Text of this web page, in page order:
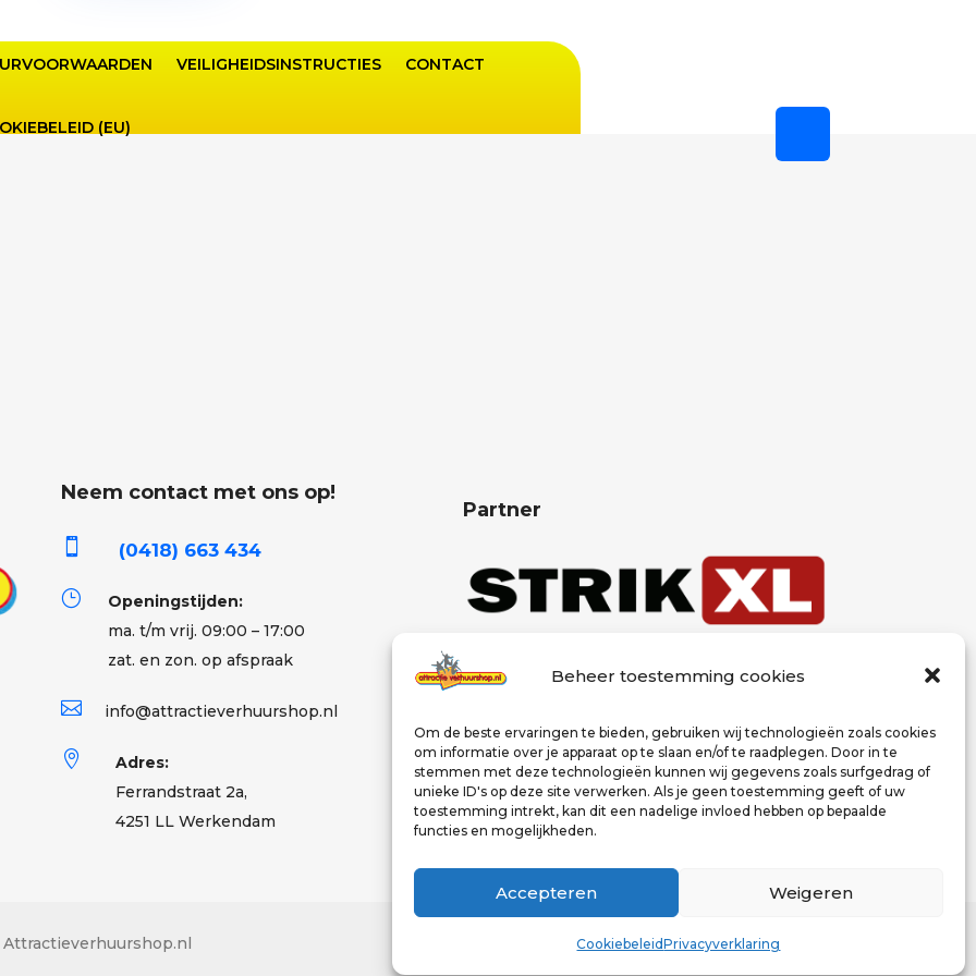
Beheer toestemming cookies
Om de beste ervaringen te bieden, gebruiken wij technologieën zoals cookies
om informatie over je apparaat op te slaan en/of te raadplegen. Door in te
stemmen met deze technologieën kunnen wij gegevens zoals surfgedrag of
unieke ID's op deze site verwerken. Als je geen toestemming geeft of uw
toestemming intrekt, kan dit een nadelige invloed hebben op bepaalde
functies en mogelijkheden.
Accepteren Weigeren
CookiebeleidPrivacyverklaring
VEILIGHEIDSINSTRUCTIES CONTACT
(EU)
Neem contact met ons op!
 (0418) 663 434
}
Openingstijden:
ma. t/m vrij. 09:00 – 17:00
zat. en zon. op afspraak
 info@attractieverhuurshop.nl

Adres:
Ferrandstraat 2a,
4251 LL Werkendam
Partner